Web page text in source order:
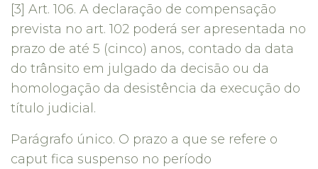
[3] Art. 106. A declaração de compensação
prevista no art. 102 poderá ser apresentada no
prazo de até 5 (cinco) anos, contado da data
do trânsito em julgado da decisão ou da
homologação da desistência da execução do
título judicial.
Parágrafo único. O prazo a que se refere o
caput fica suspenso no período